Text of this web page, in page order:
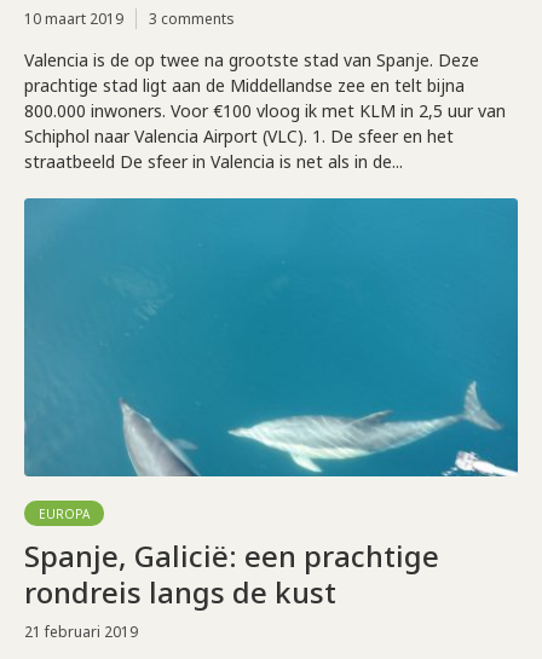
10 maart 2019 3 comments
Valencia is de op twee na grootste stad van Spanje. Deze
prachtige stad ligt aan de Middellandse zee en telt bijna
800.000 inwoners. Voor €100 vloog ik met KLM in 2,5 uur van
Schiphol naar Valencia Airport (VLC). 1. De sfeer en het
straatbeeld De sfeer in Valencia is net als in de...
EUROPA
Spanje, Galicië: een prachtige
rondreis langs de kust
21 februari 2019